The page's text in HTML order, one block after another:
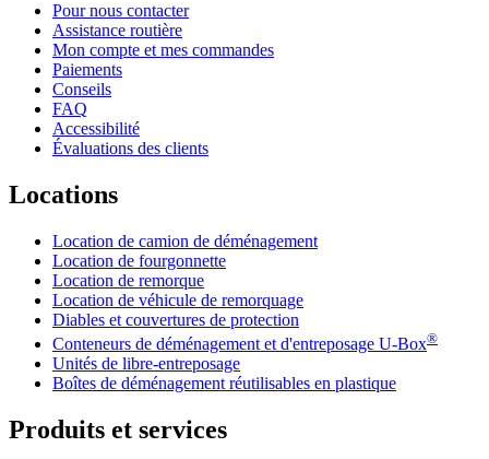
Pour nous contacter
Assistance routière
Mon compte et mes commandes
Paiements
Conseils
FAQ
Accessibilité
Évaluations des clients
Locations
Location de camion de déménagement
Location de fourgonnette
Location de remorque
Location de véhicule de remorquage
Diables et couvertures de protection
Conteneurs de déménagement et d'entreposage U-Box®
Unités de libre-entreposage
Boîtes de déménagement réutilisables en plastique
Produits et services